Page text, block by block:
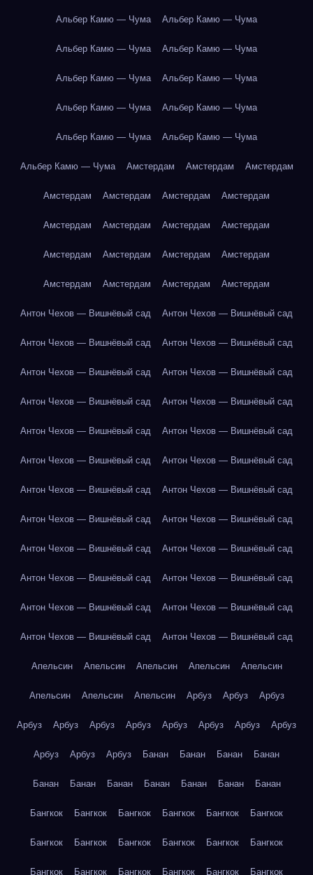
Альбер Камю — Чума Альбер Камю — Чума
Альбер Камю — Чума Альбер Камю — Чума
Альбер Камю — Чума Альбер Камю — Чума
Альбер Камю — Чума Альбер Камю — Чума
Альбер Камю — Чума Альбер Камю — Чума
Альбер Камю — Чума Амстердам Амстердам Амстердам
Амстердам Амстердам Амстердам Амстердам
Амстердам Амстердам Амстердам Амстердам
Амстердам Амстердам Амстердам Амстердам
Амстердам Амстердам Амстердам Амстердам
Антон Чехов — Вишнёвый сад Антон Чехов — Вишнёвый сад
Антон Чехов — Вишнёвый сад Антон Чехов — Вишнёвый сад
Антон Чехов — Вишнёвый сад Антон Чехов — Вишнёвый сад
Антон Чехов — Вишнёвый сад Антон Чехов — Вишнёвый сад
Антон Чехов — Вишнёвый сад Антон Чехов — Вишнёвый сад
Антон Чехов — Вишнёвый сад Антон Чехов — Вишнёвый сад
Антон Чехов — Вишнёвый сад Антон Чехов — Вишнёвый сад
Антон Чехов — Вишнёвый сад Антон Чехов — Вишнёвый сад
Антон Чехов — Вишнёвый сад Антон Чехов — Вишнёвый сад
Антон Чехов — Вишнёвый сад Антон Чехов — Вишнёвый сад
Антон Чехов — Вишнёвый сад Антон Чехов — Вишнёвый сад
Антон Чехов — Вишнёвый сад Антон Чехов — Вишнёвый сад
Апельсин Апельсин Апельсин Апельсин Апельсин
Апельсин Апельсин Апельсин Арбуз Арбуз Арбуз
Арбуз Арбуз Арбуз Арбуз Арбуз Арбуз Арбуз Арбуз
Арбуз Арбуз Арбуз Банан Банан Банан Банан
Банан Банан Банан Банан Банан Банан Банан
Бангкок Бангкок Бангкок Бангкок Бангкок Бангкок
Бангкок Бангкок Бангкок Бангкок Бангкок Бангкок
Бангкок Бангкок Бангкок Бангкок Бангкок Бангкок